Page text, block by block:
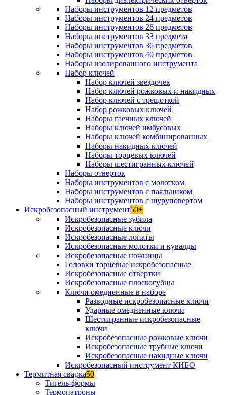
Наборы инструментов 12 предметов
Наборы инструментов 24 предметов
Наборы инструментов 26 предметов
Наборы инструментов 33 предмета
Наборы инструментов 36 предметов
Наборы инструментов 40 предметов
Наборы изолированного инструмента
Набор ключей
Набор ключей звездочек
Набор ключей рожковых и накидных
Набор ключей с трещоткой
Набор рожковых ключей
Наборы гаечных ключей
Наборы ключей имбусовых
Наборы ключей комбинированных
Наборы накидных ключей
Наборы торцевых ключей
Наборы шестигранных ключей
Наборы отверток
Наборы инструментов с молотком
Наборы инструментов с паяльником
Наборы инструментов с шуруповертом
Искробезопасный инструмент50+
Искробезопасные зубила
Искробезопасные ключи
Искробезопасные лопаты
Искробезопасные молотки и кувалды
Искробезопасные ножницы
Головки торцевые искробезопасные
Искробезопасные отвертки
Искробезопасные плоскогубцы
Ключи омедненные в наборе
Разводные искробезопасные ключи
Ударные омедненные ключи
Шестигранные искробезопасные
ключи
Искробезопасные рожковые ключи
Искробезопасные трубные ключи
Искробезопасные накидные ключи
Искробезопасный инструмент КИБО
Термитная сварка50
Тигель-формы
Термопатроны